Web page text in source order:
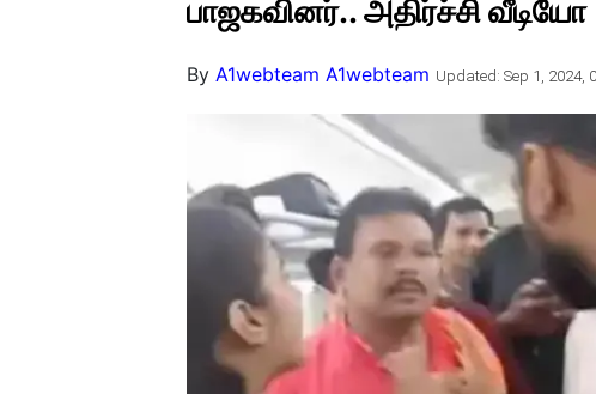
பாஜகவினர்.. அதிர்ச்சி வீடியோ
ByA1webteam A1webteam Updated: Sep 1, 2024,